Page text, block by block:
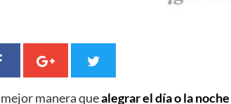
manera quealegrar el día o la noche